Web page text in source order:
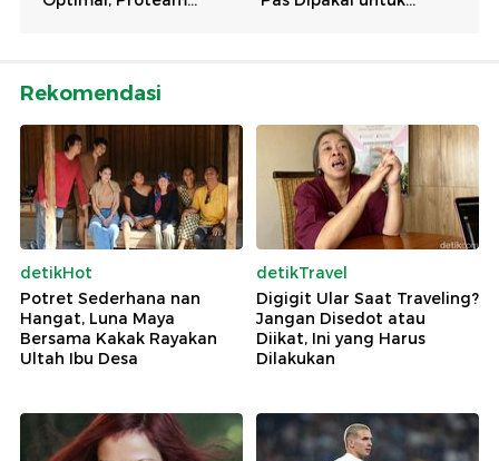
Rekomendasi
detikHot
Potret Sederhana nan
Hangat, Luna Maya
Bersama Kakak Rayakan
Ultah Ibu Desa
detikTravel
Digigit Ular Saat Traveling?
Jangan Disedot atau
Diikat, Ini yang Harus
Dilakukan